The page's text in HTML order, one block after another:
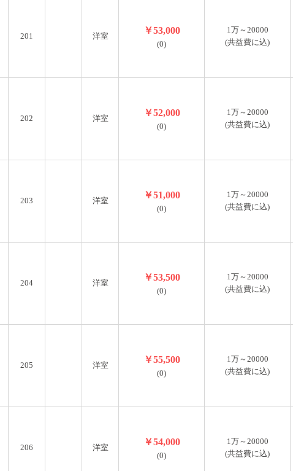
201 洋室
￥53,000
(0)
1万～20000
(共益費に込)
202 洋室
￥52,000
(0)
1万～20000
(共益費に込)
203 洋室
￥51,000
(0)
1万～20000
(共益費に込)
204 洋室
￥53,500
(0)
1万～20000
(共益費に込)
205 洋室
￥55,500
(0)
1万～20000
(共益費に込)
206 洋室
￥54,000
(0)
1万～20000
(共益費に込)